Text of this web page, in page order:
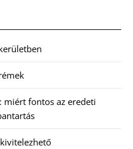
miért fontos az eredeti